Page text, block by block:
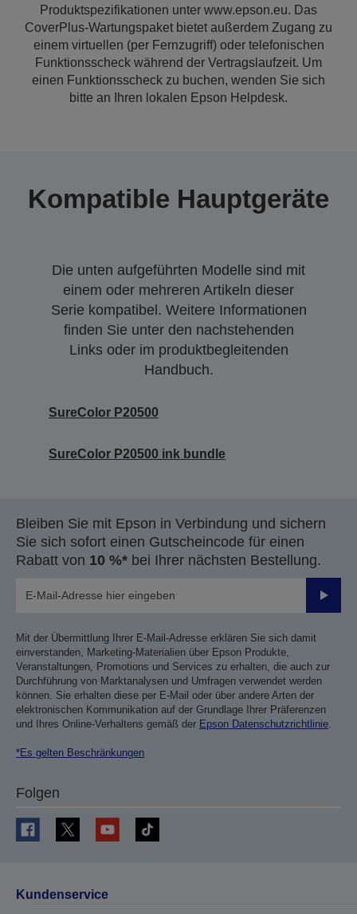
Produktspezifikationen unter www.epson.eu. Das
CoverPlus-Wartungspaket bietet außerdem Zugang zu
einem virtuellen (per Fernzugriff) oder telefonischen
Funktionsscheck während der Vertragslaufzeit. Um
einen Funktionsscheck zu buchen, wenden Sie sich
bitte an Ihren lokalen Epson Helpdesk.
Kompatible Hauptgeräte
Die unten aufgeführten Modelle sind mit
einem oder mehreren Artikeln dieser
Serie kompatibel. Weitere Informationen
finden Sie unter den nachstehenden
Links oder im produktbegleitenden
Handbuch.
SureColor P20500
SureColor P20500 ink bundle
Bleiben Sie mit Epson in Verbindung und sichern
Sie sich sofort einen Gutscheincode für einen
Rabatt von 10 %* bei Ihrer nächsten Bestellung.
Mit der Übermittlung Ihrer E-Mail-Adresse erklären Sie sich damit
einverstanden, Marketing-Materialien über Epson Produkte,
Veranstaltungen, Promotions und Services zu erhalten, die auch zur
Durchführung von Marktanalysen und Umfragen verwendet werden
können. Sie erhalten diese per E-Mail oder über andere Arten der
elektronischen Kommunikation auf der Grundlage Ihrer Präferenzen
und Ihres Online-Verhaltens gemäß der Epson Datenschutzrichtlinie.
*Es gelten Beschränkungen
Folgen
Kundenservice